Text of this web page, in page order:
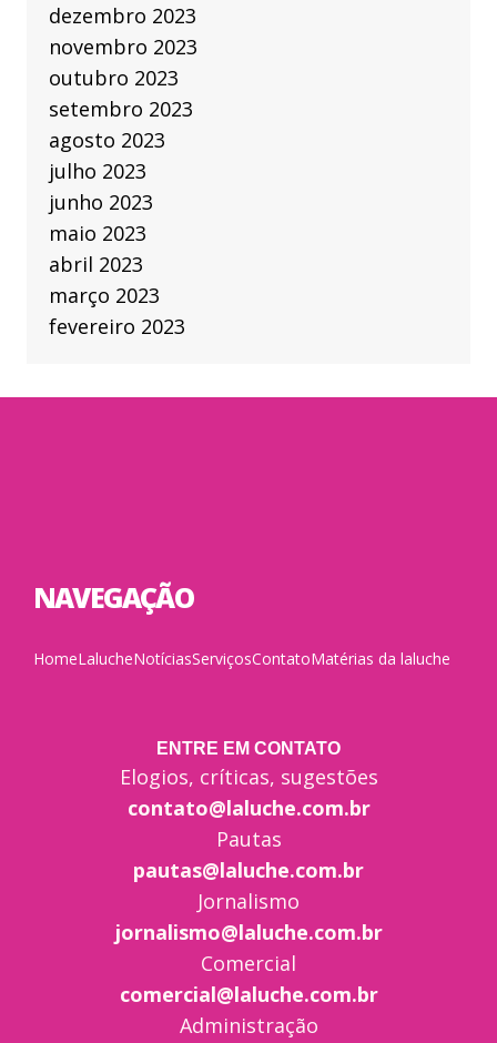
dezembro 2023
novembro 2023
outubro 2023
setembro 2023
agosto 2023
julho 2023
junho 2023
maio 2023
abril 2023
março 2023
fevereiro 2023
NAVEGAÇÃO
HomeLalucheNotíciasServiçosContatoMatérias da laluche
ENTRE EM CONTATO
Elogios, críticas, sugestões
contato@laluche.com.br
Pautas
pautas@laluche.com.br
Jornalismo
jornalismo@laluche.com.br
Comercial
comercial@laluche.com.br
Administração